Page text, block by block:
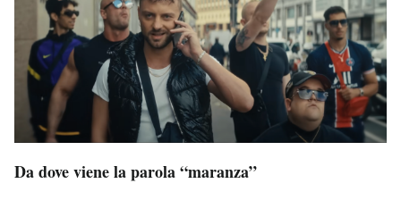
Da dove viene la parola “maranza”